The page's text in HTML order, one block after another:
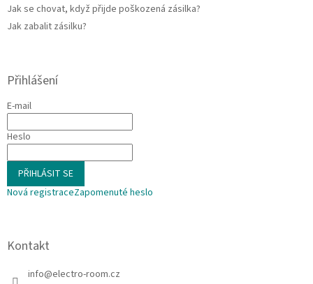
Jak se chovat, když přijde poškozená zásilka?
Jak zabalit zásilku?
Přihlášení
E-mail
Heslo
PŘIHLÁSIT SE
Nová registraceZapomenuté heslo
Kontakt
info@electro-room.cz